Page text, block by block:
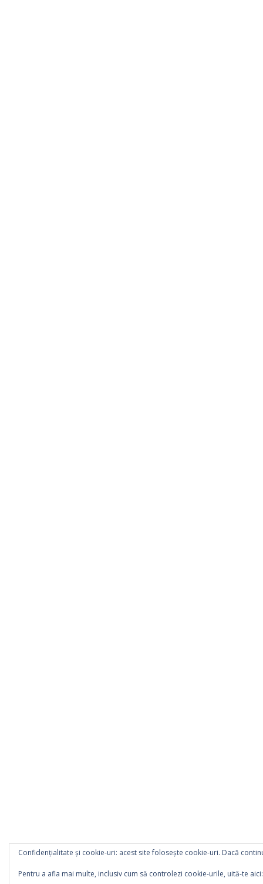
Confidențialitate și cookie-uri: acest site folosește cookie-uri. Dacă
Pentru a afla mai multe, inclusiv cum să controlezi cookie-urile, uită-te